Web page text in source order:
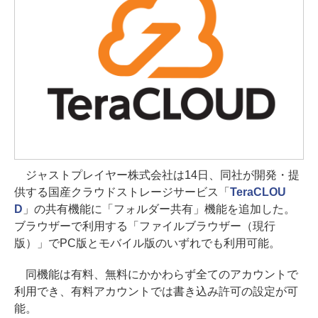
ジャストプレイヤー株式会社は14日、同社が開発・提
供する国産クラウドストレージサービス「 TeraCLOU
D 」の共有機能に「フォルダー共有」機能を追加した。
ブラウザーで利用する「ファイルブラウザー（現行
版）」でPC版とモバイル版のいずれでも利用可能。
同機能は有料、無料にかかわらず全てのアカウントで
利用でき、有料アカウントでは書き込み許可の設定が可
能。